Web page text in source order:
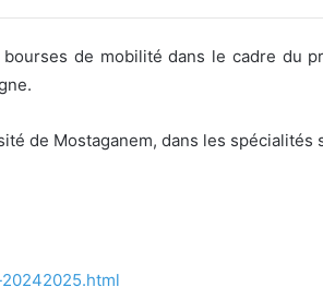
de mobilité dans le cadre du
de Mostaganem, dans les spécialités